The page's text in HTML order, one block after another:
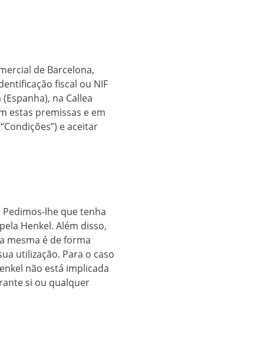
de Barcelona,
fiscal ou NIF
na Callea
estas premissas e em
e aceitar
lhe que tenha
Henkel. Além disso,
mesma é de forma
utilização. Para o caso
não está implicada
si ou qualquer